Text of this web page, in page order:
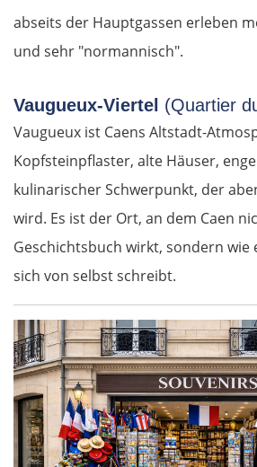
abseits der Hauptgassen erleben
und sehr "normannisch".
Vaugueux-Viertel (Quartier
Vaugueux ist Caens Altstadt-
Kopfsteinpflaster, alte Häuser,
kulinarischer Schwerpunkt, der
wird. Es ist der Ort, an dem Caen
Geschichtsbuch wirkt, sondern wie
sich von selbst schreibt.